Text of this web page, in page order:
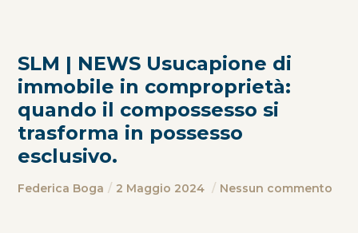
SLM | NEWS Usucapione di
immobile in comproprietà:
quando il compossesso si
trasforma in possesso
esclusivo.
Federica Boga 2 Maggio 2024 Nessun commento